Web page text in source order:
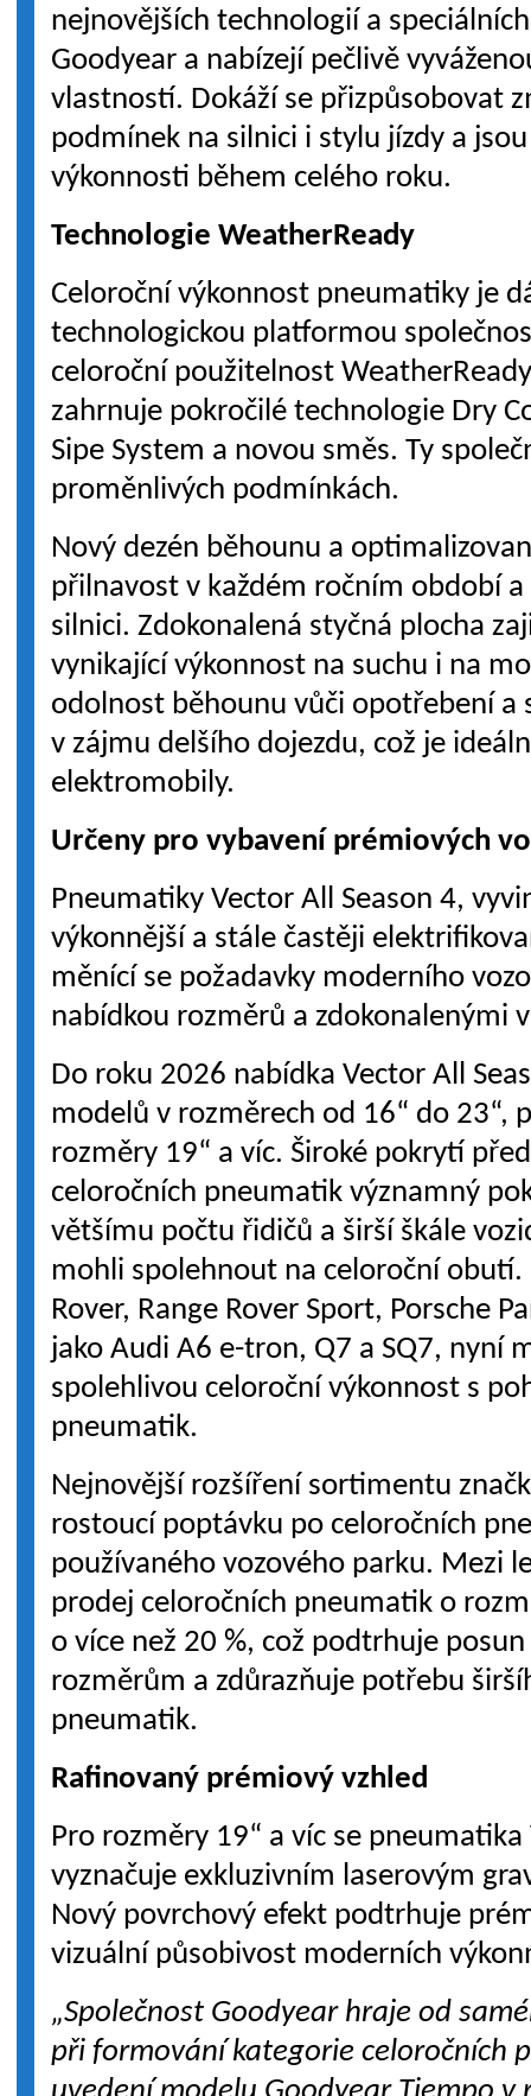
nejnovějších technologií a
Goodyear a nabízejí pečlivě
vlastností. Dokáží se přizpůsobovat
podmínek na silnici i stylu jízdy a
výkonnosti během celého roku.
Technologie WeatherReady
Celoroční výkonnost pneumatiky je
technologickou platformou
celoroční použitelnost
zahrnuje pokročilé technologie Dry
Sipe System a novou směs. Ty
proměnlivých podmínkách.
Nový dezén běhounu a
přilnavost v každém ročním období
silnici. Zdokonalená styčná plocha
vynikající výkonnost na suchu i na
odolnost běhounu vůči opotřebení a
v zájmu delšího dojezdu, což je
elektromobily.
Určeny pro vybavení prémiových
Pneumatiky Vector All Season 4,
výkonnější a stále častěji
měnící se požadavky moderního
nabídkou rozměrů a zdokonalenými
Do roku 2026 nabídka Vector All
modelů v rozměrech od 16“ do 23“,
rozměry 19“ a víc. Široké pokrytí
celoročních pneumatik významný
většímu počtu řidičů a širší škále
mohli spolehnout na celoroční obutí.
Rover, Range Rover Sport, Porsche
jako Audi A6 e-tron, Q7 a SQ7, nyní
spolehlivou celoroční výkonnost s
pneumatik.
Nejnovější rozšíření sortimentu
rostoucí poptávku po celoročních
používaného vozového parku. Mezi
prodej celoročních pneumatik o
o více než 20 %, což podtrhuje
rozměrům a zdůrazňuje potřebu
pneumatik.
Rafinovaný prémiový vzhled
Pro rozměry 19“ a víc se
vyznačuje exkluzivním laserovým
Nový povrchový efekt podtrhuje
vizuální působivost moderních
„Společnost Goodyear hraje od
při formování kategorie celoročních